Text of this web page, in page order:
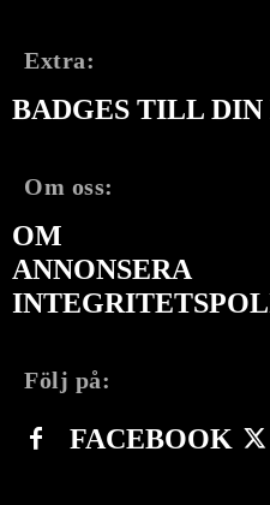
Extra:
BADGES TILL DIN
Om oss:
OM
ANNONSERA
Följ på:
FACEBOOK